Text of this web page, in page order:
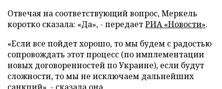
Отвечая на соответствующий вопрос, Меркель
коротко сказала: «Да», - передаетРИА «Новости».
«Если все пойдет хорошо, то мы будем с радостью
сопровождать этот процесс (по имплементации
новых договоренностей по Украине), если будут
сложности, то мы не исключаем дальнейших